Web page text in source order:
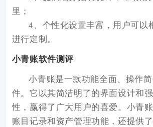
里；
4、个性化设置丰富，用户可以
进行定制。
小青账软件测评
小青账是一款功能全面、操作
件。它以其简洁明了的界面设计和
性，赢得了广大用户的喜爱。小青
账目记录和资产管理功能，还提供